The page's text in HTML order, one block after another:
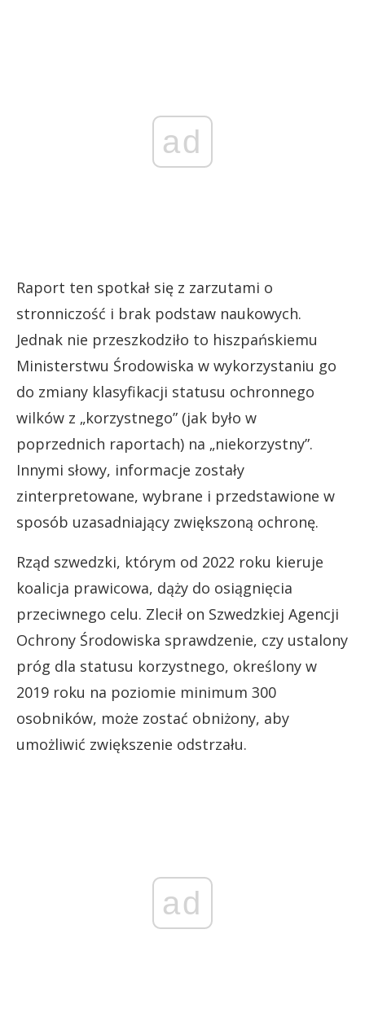
ad
Raport ten spotkał się z zarzutami o
stronniczość i brak podstaw naukowych.
Jednak nie przeszkodziło to hiszpańskiemu
Ministerstwu Środowiska w wykorzystaniu go
do zmiany klasyfikacji statusu ochronnego
wilków z „korzystnego” (jak było w
poprzednich raportach) na „niekorzystny”.
Innymi słowy, informacje zostały
zinterpretowane, wybrane i przedstawione w
sposób uzasadniający zwiększoną ochronę.
Rząd szwedzki, którym od 2022 roku kieruje
koalicja prawicowa, dąży do osiągnięcia
przeciwnego celu. Zlecił on Szwedzkiej Agencji
Ochrony Środowiska sprawdzenie, czy ustalony
próg dla statusu korzystnego, określony w
2019 roku na poziomie minimum 300
osobników, może zostać obniżony, aby
umożliwić zwiększenie odstrzału.
ad